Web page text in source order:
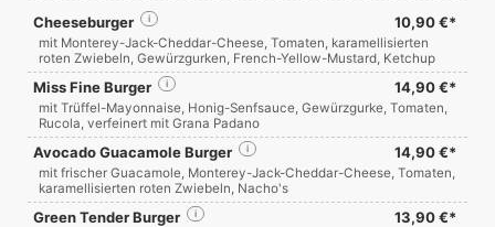
Cheeseburger 10,90 €*
i
mit Monterey-Jack-Cheddar-Cheese, Tomaten, karamellisierten
roten Zwiebeln, Gewürzgurken, French-Yellow-Mustard, Ketchup
Miss Fine Burger 14,90 €*
i
mit Trüffel-Mayonnaise, Honig-Senfsauce, Gewürzgurke, Tomaten,
Rucola, verfeinert mit Grana Padano
Avocado Guacamole Burger 14,90 €*
i
mit frischer Guacamole, Monterey-Jack-Cheddar-Cheese, Tomaten,
karamellisierten roten Zwiebeln, Nacho's
Green Tender Burger 13,90 €*
i